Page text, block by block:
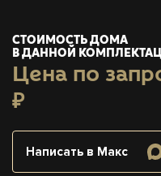
СТОИМОСТЬ ДОМА
В ДАННОЙ
Цена по
₽
Написать в Макс